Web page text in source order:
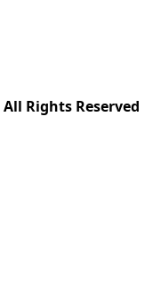
All Rights Reserved